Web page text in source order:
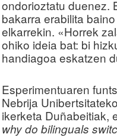
ondorioztatu duenez.
bakarra erabilita
elkarrekin. «Horrek
ohiko ideia bat: bi
handiagoa eskatzen
Esperimentuaren
Nebrija
ikerketa Duñabeitiak,
why do bilinguals